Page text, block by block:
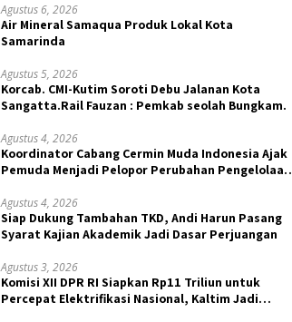
Agustus 6, 2026
Air Mineral Samaqua Produk Lokal Kota
Samarinda
Agustus 5, 2026
Korcab. CMI-Kutim Soroti Debu Jalanan Kota
Sangatta.Rail Fauzan : Pemkab seolah Bungkam.
Agustus 4, 2026
Koordinator Cabang Cermin Muda Indonesia Ajak
Pemuda Menjadi Pelopor Perubahan Pengelolaan
Agustus 4, 2026
Siap Dukung Tambahan TKD, Andi Harun Pasang
Syarat Kajian Akademik Jadi Dasar Perjuangan
Agustus 3, 2026
Komisi XII DPR RI Siapkan Rp11 Triliun untuk
Percepat Elektrifikasi Nasional, Kaltim Jadi